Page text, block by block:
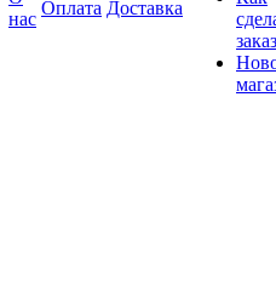
нас
Оплата Доставка
заказ